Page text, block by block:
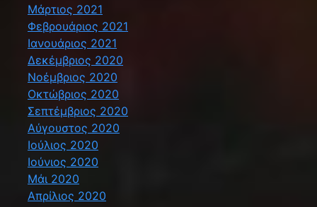
Μάρτιος 2021
Φεβρουάριος 2021
Ιανουάριος 2021
Δεκέμβριος 2020
Νοέμβριος 2020
Οκτώβριος 2020
Σεπτέμβριος 2020
Αύγουστος 2020
Ιούλιος 2020
Ιούνιος 2020
Μάι 2020
Απρίλιος 2020